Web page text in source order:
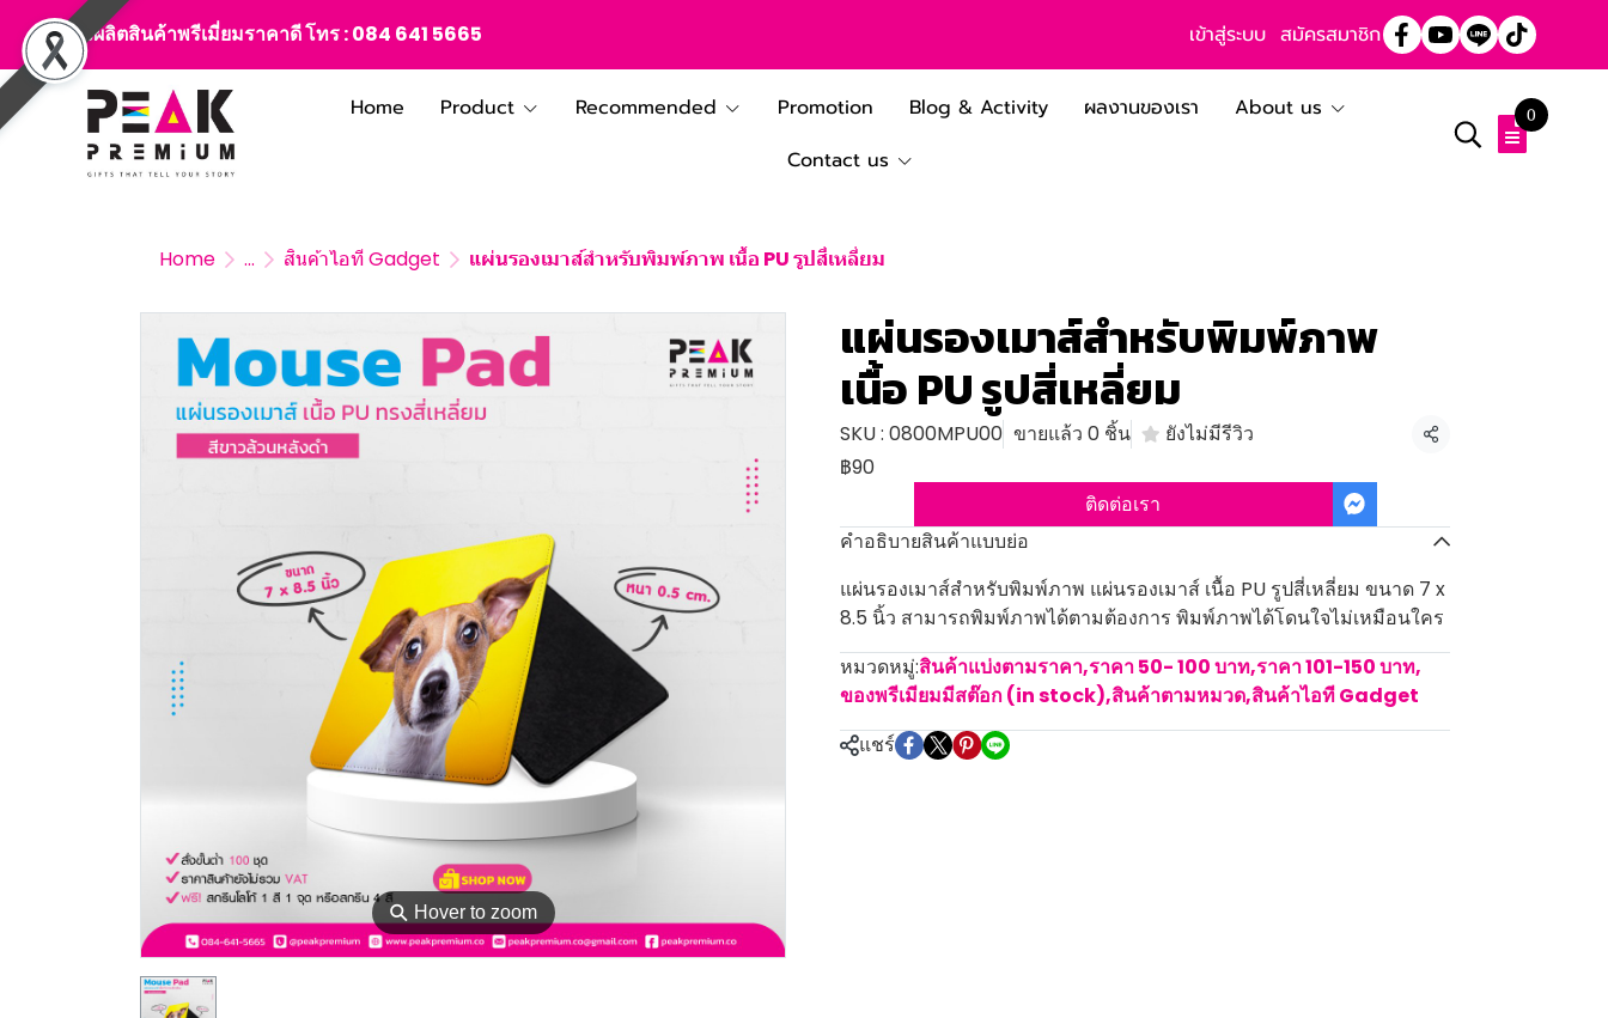
สั่งผลิตสินค้าพรีเมี่ยมราคาดี โทร :084 641 5665 เข้าสู่ระบบ สมัครสมาชิก
Home Product Recommended Promotion Blog & Activity ผลงานของเรา
About us
Contact us
0
Home ... สินค้าไอที Gadget แผ่นรองเมาส์สำหรับพิมพ์ภาพ เนื้อ PU รูปสี่เหลี่ยม
⚲ Hover to zoom
แผ่นรองเมาส์สำหรับพิมพ์ภาพ
เนื้อ PU รูปสี่เหลี่ยม
SKU : 0800MPU00 ขายแล้ว 0 ชิ้น ยังไม่มีรีวิว
แชร์
฿90
ติดต่อเรา
คำอธิบายสินค้าแบบย่อ
แผ่นรองเมาส์สำหรับพิมพ์ภาพ แผ่นรองเมาส์ เนื้อ PU รูปสี่เหลี่ยม ขนาด 7 x
8.5 นิ้ว สามารถพิมพ์ภาพได้ตามต้องการ พิมพ์ภาพได้โดนใจไม่เหมือนใคร
หมวดหมู่:สินค้าแบ่งตามราคา,ราคา 50- 100 บาท,ราคา 101-150 บาท,
ของพรีเมียมมีสต๊อก (in stock),สินค้าตามหมวด,สินค้าไอที Gadget
แชร์